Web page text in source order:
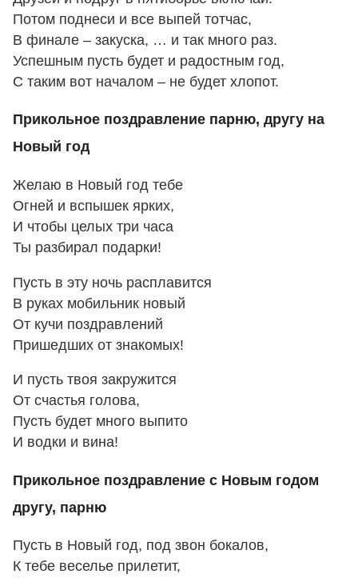
Потом поднеси и все выпей тотчас,
В финале – закуска, … и так много раз.
Успешным пусть будет и радостным год,
С таким вот началом – не будет хлопот.
Прикольное поздравление парню, другу на
Новый год
Желаю в Новый год тебе
Огней и вспышек ярких,
И чтобы целых три часа
Ты разбирал подарки!
Пусть в эту ночь расплавится
В руках мобильник новый
От кучи поздравлений
Пришедших от знакомых!
И пусть твоя закружится
От счастья голова,
Пусть будет много выпито
И водки и вина!
Прикольное поздравление с Новым годом
другу, парню
Пусть в Новый год, под звон бокалов,
К тебе веселье прилетит,